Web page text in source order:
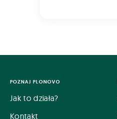
POZNAJ PLONOVO
Jak to działa?
Kontakt